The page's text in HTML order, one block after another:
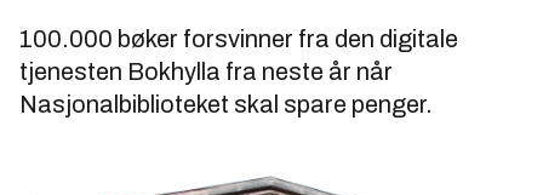
100.000 bøker forsvinner fra den digitale
tjenesten Bokhylla fra neste år når
Nasjonalbiblioteket skal spare penger.